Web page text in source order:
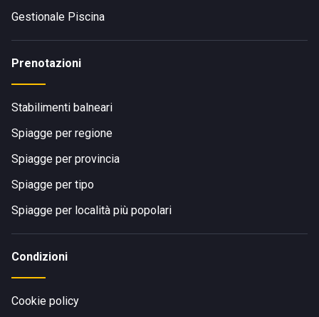
Gestionale Piscina
Prenotazioni
Stabilimenti balneari
Spiagge per regione
Spiagge per provincia
Spiagge per tipo
Spiagge per località più popolari
Condizioni
Cookie policy